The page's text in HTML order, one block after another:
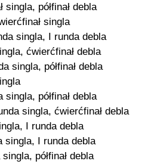
półfinał debla
singla
singla, I runda debla
ćwierćfinał debla
singla, półfinał debla
półfinał debla
singla, ćwierćfinał debla
I runda debla
singla, I runda debla
półfinał debla